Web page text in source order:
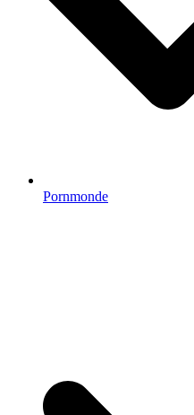
Pornmonde